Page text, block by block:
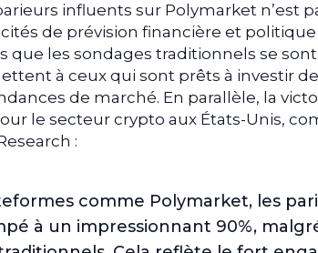
influents sur Polymarket n’est
de prévision financière et
que les sondages traditionnels se
à ceux qui sont prêts à investir
de marché. En parallèle, la
le secteur crypto aux États-Unis,
:
comme Polymarket, les
à un impressionnant 90%,